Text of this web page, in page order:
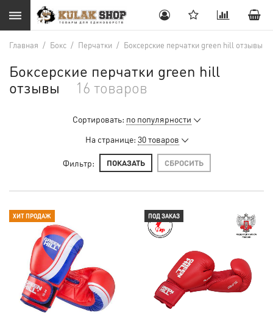
Главная / Бокс / Перчатки / Боксерские перчатки green hill отзывы
Боксерские перчатки green hill
отзывы
16 товаров
Сортировать: по популярности
На странице: 30 товаров
Фильтр: ПОКАЗАТЬ СБРОСИТЬ
ХИТ ПРОДАЖ ПОД ЗАКАЗ